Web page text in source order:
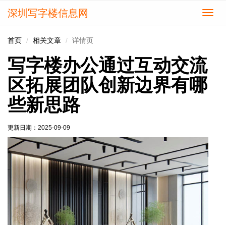
切
深圳写字楼信息网
首页 相关文章 详情页
写字楼办公通过互动交流
区拓展团队创新边界有哪
些新思路
更新日期： 2025-09-09